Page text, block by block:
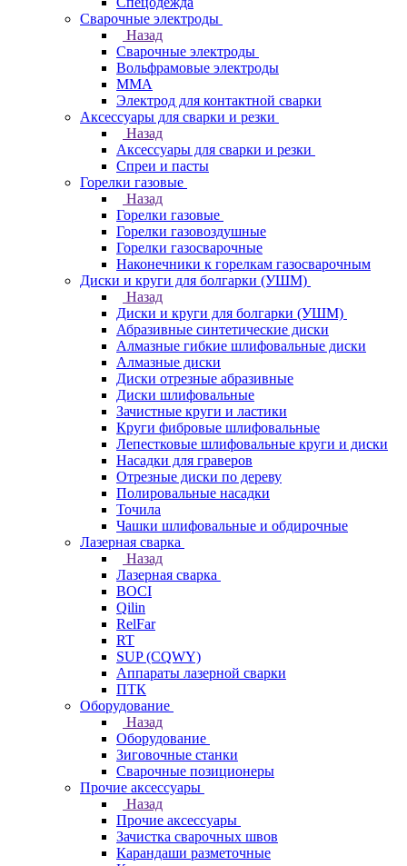
Сварочные электроды
Назад
Сварочные электроды
Вольфрамовые электроды
ММА
Электрод для контактной сварки
Аксессуары для сварки и резки
Назад
Аксессуары для сварки и резки
Спреи и пасты
Горелки газовые
Назад
Горелки газовые
Горелки газовоздушные
Горелки газосварочные
Наконечники к горелкам газосварочным
Диски и круги для болгарки (УШМ)
Назад
Диски и круги для болгарки (УШМ)
Абразивные синтетические диски
Алмазные гибкие шлифовальные диски
Алмазные диски
Диски отрезные абразивные
Диски шлифовальные
Зачистные круги и ластики
Круги фибровые шлифовальные
Лепестковые шлифовальные круги и диски
Насадки для граверов
Отрезные диски по дереву
Полировальные насадки
Точила
Чашки шлифовальные и обдирочные
Лазерная сварка
Назад
Лазерная сварка
BOCI
Qilin
RelFar
RT
SUP (CQWY)
Аппараты лазерной сварки
ПТК
Оборудование
Назад
Оборудование
Зиговочные станки
Сварочные позиционеры
Прочие аксессуары
Назад
Прочие аксессуары
Зачистка сварочных швов
Карандаши разметочные